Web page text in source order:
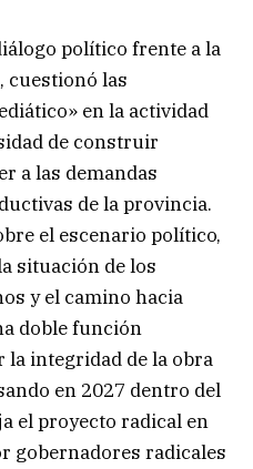
político frente a la
cuestionó las
en la actividad
de construir
a las demandas
de la provincia.
el escenario político,
situación de los
y el camino hacia
doble función
integridad de la obra
en 2027 dentro del
el proyecto radical en
gobernadores radicales